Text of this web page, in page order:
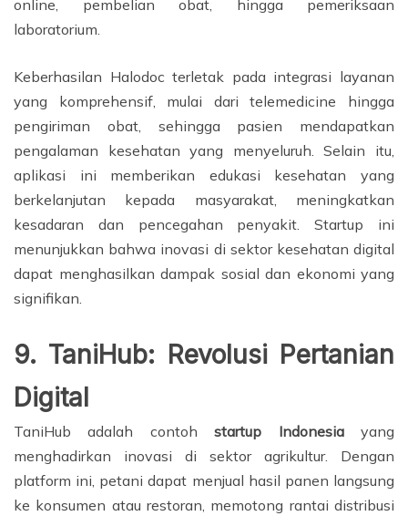
online, pembelian obat, hingga pemeriksaan
laboratorium.
Keberhasilan Halodoc terletak pada integrasi layanan
yang komprehensif, mulai dari telemedicine hingga
pengiriman obat, sehingga pasien mendapatkan
pengalaman kesehatan yang menyeluruh. Selain itu,
aplikasi ini memberikan edukasi kesehatan yang
berkelanjutan kepada masyarakat, meningkatkan
kesadaran dan pencegahan penyakit. Startup ini
menunjukkan bahwa inovasi di sektor kesehatan digital
dapat menghasilkan dampak sosial dan ekonomi yang
signifikan.
9. TaniHub: Revolusi Pertanian
Digital
TaniHub adalah contohstartup Indonesiayang
menghadirkan inovasi di sektor agrikultur. Dengan
platform ini, petani dapat menjual hasil panen langsung
ke konsumen atau restoran, memotong rantai distribusi